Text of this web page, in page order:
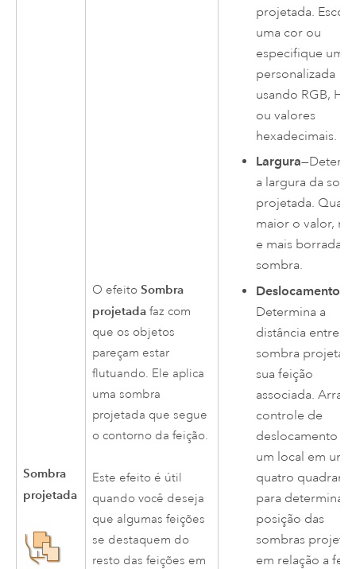
Sombra
projetada
O efeitoSombra
projetada faz com
que os objetos
pareçam estar
flutuando. Ele aplica
uma sombra
projetada que segue
o contorno da feição.
Este efeito é útil
quando você deseja
que algumas feições
se destaquem do
resto das feições em
projetada.
uma cor ou
especifique uma
personalizada
usando RGB,
ou valores
hexadecimais.
Largura
a largura da
projetada.
maior o valor,
e mais borrada é
sombra.
Deslocamento
Determina a
distância entre a
sombra
sua feição
associada.
controle de
deslocamento
um local em um
quatro
para determinar
posição das
sombras
em relação a